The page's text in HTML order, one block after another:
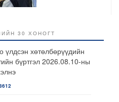
30 ХОНОГТ
үлдсэн хөтөлбөрүүдийн
бүртгэл 2026.08.10-ны